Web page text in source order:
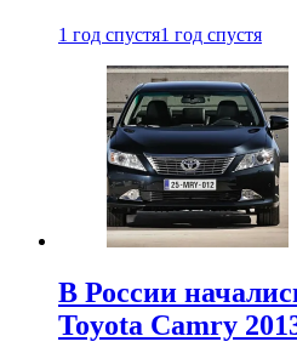
1 год спустя1 год спустя
В России
Toyota Camry